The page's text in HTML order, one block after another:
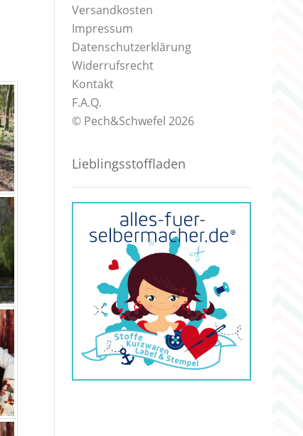
Versandkosten
Impressum
Datenschutzerklärung
Widerrufsrecht
Kontakt
F.A.Q.
© Pech&Schwefel 2026
Lieblingsstoffladen